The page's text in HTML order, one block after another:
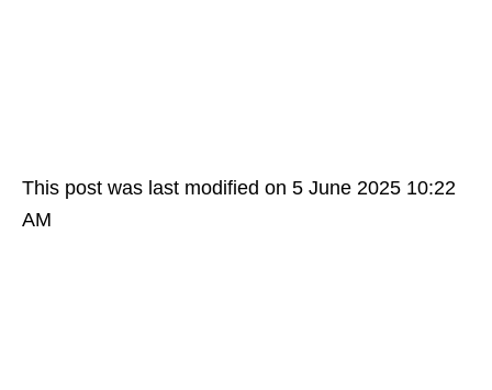
This post was last modified on 5 June 2025 10:22
AM